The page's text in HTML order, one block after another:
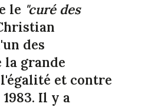
le "curé des
des
grande
et contre
Il y a